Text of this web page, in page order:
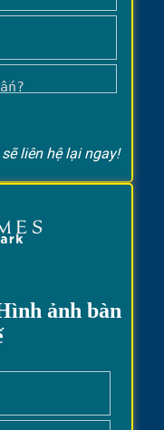
liên hệ lại ngay!
ảnh bàn